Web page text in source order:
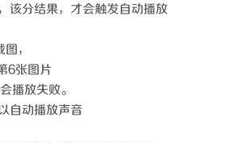
该分结果，才会触发自动播放
，
播放失败。
自动播放声音